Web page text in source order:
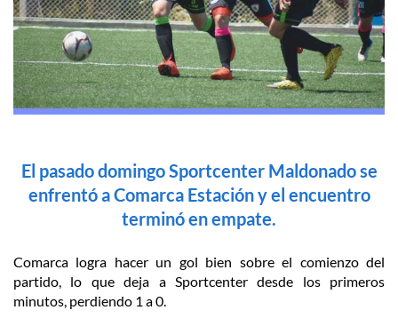
El pasado domingo Sportcenter Maldonado se
enfrentó a Comarca Estación y el encuentro
terminó en empate.
Comarca logra hacer un gol bien sobre el comienzo del
partido, lo que deja a Sportcenter desde los primeros
minutos, perdiendo 1 a 0.